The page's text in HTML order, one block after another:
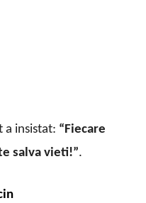
a insistat: “Fiecare
salva vieti!”.